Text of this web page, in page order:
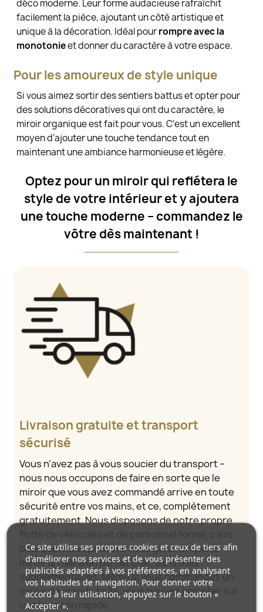
déco moderne. Leur forme audacieuse rafraîchit
facilement la pièce, ajoutant un côté artistique et
unique à la décoration. Idéal pourrompre avec la
monotonieet donner du caractère à votre espace.
Pour les amoureux de style unique
Si vous aimez sortir des sentiers battus et opter pour
des solutions décoratives qui ont du caractère, le
miroir organique est fait pour vous. C’est un excellent
moyen d’ajouter une touche tendance tout en
maintenant une ambiance harmonieuse et légère.
Optez pour un miroir qui reflétera le
style de votre intérieur et y ajoutera
une touche moderne – commandez le
vôtre dès maintenant !
Livraison gratuite et transport
sécurisé
Vous n’avez pas à vous soucier du transport –
nous nous occupons de faire en sorte que le
miroir que vous avez commandé arrive en toute
sécurité entre vos mains, et ce, complètement
gratuitement. Nous disposons de notre propre
flotte de véhicules et de personnel formé, c’est
pourquoi nous pouvons vous garantir que le
miroir arrivera en parfait état, sans frais
supplémentaires. Même si vous commandez un
miroir de grande taille, vous pouvez compter sur
une livraison rapide.
Ce site utilise ses propres cookies et ceux de tiers afin
d'améliorer nos services et de vous présenter des
publicités adaptées à vos préférences, en analysant
vos habitudes de navigation. Pour donner votre
accord à leur utilisation, appuyez sur le bouton «
Accepter ».